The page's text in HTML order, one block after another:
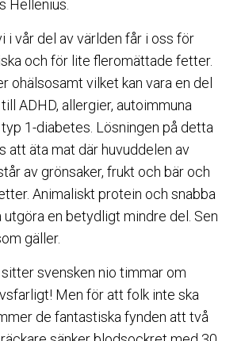
Hellenius.
i vår del av världen får i oss för
och för lite fleromättade fetter.
ohälsosamt vilket kan vara en del
ADHD, allergier, autoimmuna
1-diabetes. Lösningen på detta
att äta mat där huvuddelen av
av grönsaker, frukt och bär och
Animaliskt protein och snabba
utgöra en betydligt mindre del. Sen
gäller.
svensken nio timmar om
Men för att folk inte ska
de fantastiska fynden att två